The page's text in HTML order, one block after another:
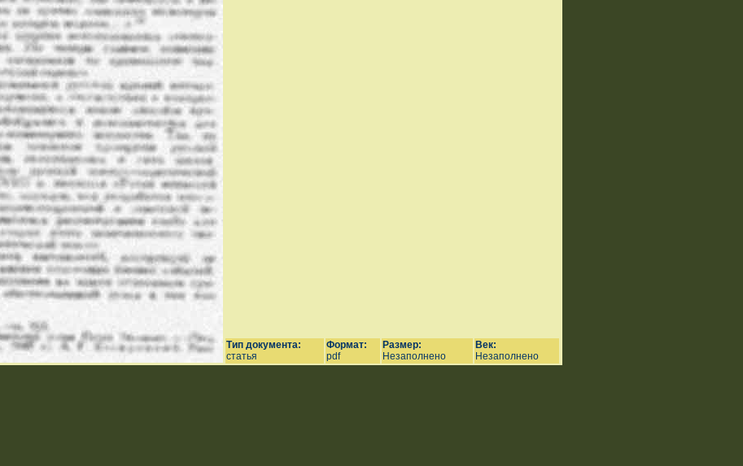
Тип документа:
статья
Формат:
pdf
Размер:
Незаполнено
Век:
Незаполнено